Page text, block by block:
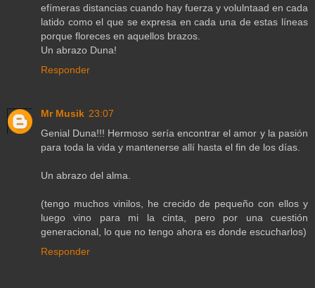
efímeras distancias cuando hay fuerza y volulntaad en cada
latido como el que se expresa en cada una de estas líneas
porque floreces en aquellos brazos.
Un abrazo Duna!
Responder
Mr Musik 23:07
Genial Duna!!! Hermoso sería encontrar el amor y la pasión
para toda la vida y mantenerse allí hasta el fin de los días.
Un abrazo del alma.
(tengo muchos vinilos, he crecido de pequeño con ellos y
luego vino para mi la cinta, pero por una cuestión
generacional, lo que no tengo ahora es donde escucharlos)
Responder